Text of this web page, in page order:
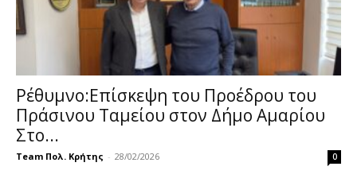
Ρέθυμνο:Επίσκεψη του Προέδρου του
Πράσινου Ταμείου στον Δήμο Αμαρίου
Στο...
Team Πολ. Κρήτης - 28/02/2026 0